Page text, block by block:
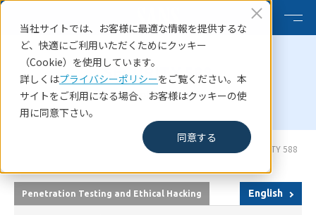
当社サイトでは、お客様に最適な情報を提供するな
ど、快適にご利用いただくためにクッキー
（Cookie）を使用しています。
詳しくはプライバシーポリシーをご覧ください。本
サイトをご利用になる場合、お客様はクッキーの使
用に同意下さい。
同意する
SECURITY 588
Cloud Penetration Testing
SANS Cyber Defence Japan 2025 SECURITY 588
Penetration Testing and Ethical Hacking English